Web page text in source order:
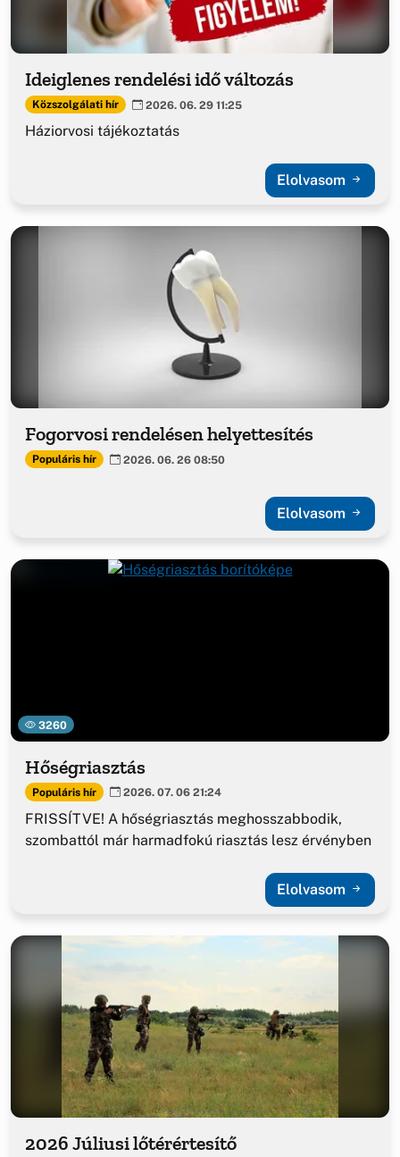
Ideiglenes rendelési idő változás
Közszolgálati hír 2026. 06. 29 11:25
Háziorvosi tájékoztatás
Elolvasom
Fogorvosi rendelésen helyettesítés
Populáris hír 2026. 06. 26 08:50
Elolvasom
3260
Hőségriasztás
Populáris hír 2026. 07. 06 21:24
FRISSÍTVE! A hőségriasztás meghosszabbodik,
szombattól már harmadfokú riasztás lesz érvényben
Elolvasom
2026 Júliusi lőtérértesítő